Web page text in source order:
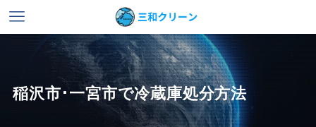
稲沢市･一宮市で冷蔵庫処分方法